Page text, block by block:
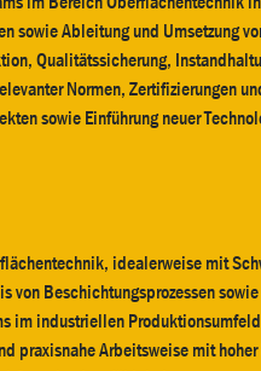
sowie Ableitung und Umsetzung
Qualitätssicherung,
Normen, Zertifizierungen
sowie Einführung neuer
idealerweise mit
von Beschichtungsprozessen
im industriellen Produktionsumfeld
praxisnahe Arbeitsweise mit